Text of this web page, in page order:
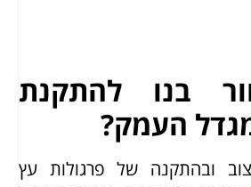
בנו להתקנת
העמק?
ובהתקנה של פרגולות עץ